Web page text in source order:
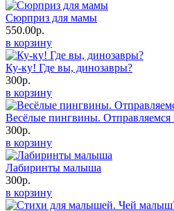
Сюрприз для мамы
550.00р.
в корзину
Ку-ку! Где вы, динозавры?
300р.
в корзину
Весёлые пингвины. Отправляемся
300р.
в корзину
Лабиринты малыша
300р.
в корзину